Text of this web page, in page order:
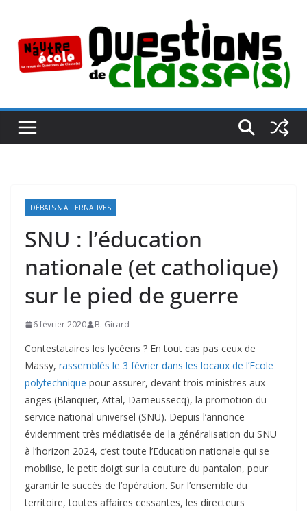
contenu
DÉBATS & ALTERNATIVES
SNU : l’éducation
nationale (et catholique)
sur le pied de guerre
6 février 2020 B. Girard
Contestataires les lycéens ? En tout cas pas ceux de
Massy, rassemblés le 3 février dans les locaux de l’Ecole
polytechnique pour assurer, devant trois ministres aux
anges (Blanquer, Attal, Darrieussecq), la promotion du
service national universel (SNU). Depuis l’annonce
évidemment très médiatisée de la généralisation du SNU
à l’horizon 2024, c’est toute l’Education nationale qui se
mobilise, le petit doigt sur la couture du pantalon, pour
garantir le succès de l’opération. Sur l’ensemble du
territoire, toutes affaires cessantes, les directeurs